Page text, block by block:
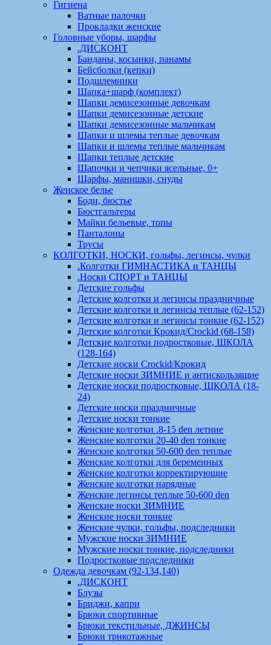
Гигиена
Ватные палочки
Прокладки женские
Головные уборы, шарфы
.ДИСКОНТ
Банданы, косынки, панамы
Бейсболки (кепки)
Подшлемники
Шапка+шарф (комплект)
Шапки демисезонные девочкам
Шапки демисезонные детские
Шапки демисезонные мальчикам
Шапки и шлемы теплые девочкам
Шапки и шлемы теплые мальчикам
Шапки теплые детские
Шапочки и чепчики ясельные, 0+
Шарфы, манишки, снуды
Женское белье
Боди, бюстье
Бюстгальтеры
Майки бельевые, топы
Панталоны
Трусы
КОЛГОТКИ, НОСКИ, гольфы, легинсы, чулки
.Колготки ГИМНАСТИКА и ТАНЦЫ
.Носки СПОРТ и ТАНЦЫ
Детские гольфы
Детские колготки и легинсы праздничные
Детские колготки и легинсы теплые (62-152)
Детские колготки и легинсы тонкие (62-152)
Детские колготки Крокид/Crockid (68-158)
Детские колготки подростковые, ШКОЛА
(128-164)
Детские носки Crockid/Крокид
Детские носки ЗИМНИЕ и антискользящие
Детские носки подростковые, ШКОЛА (18-
24)
Детские носки праздничные
Детские носки тонкие
Женские колготки .8-15 den летние
Женские колготки 20-40 den тонкие
Женские колготки 50-600 den теплые
Женские колготки для беременных
Женские колготки корректирующие
Женские колготки нарядные
Женские легинсы теплые 50-600 den
Женские носки ЗИМНИЕ
Женские носки тонкие
Женские чулки, гольфы, подследники
Мужские носки ЗИМНИЕ
Мужские носки тонкие, подследники
Подростковые подследники
Одежда девочкам (92-134,140)
.ДИСКОНТ
Блузы
Бриджи, капри
Брюки спортивные
Брюки текстильные, ДЖИНСЫ
Брюки трикотажные